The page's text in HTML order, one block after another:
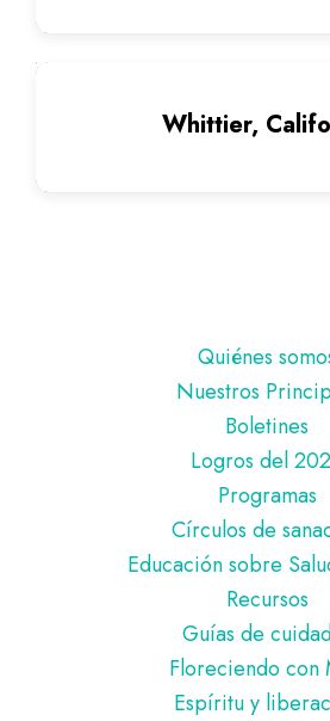
Whittier,
Quiénes
Nuestros
Boletines
Logros del
Programas
Círculos de
Educación sobre
Recursos
Guías de
Floreciendo con
Espíritu y